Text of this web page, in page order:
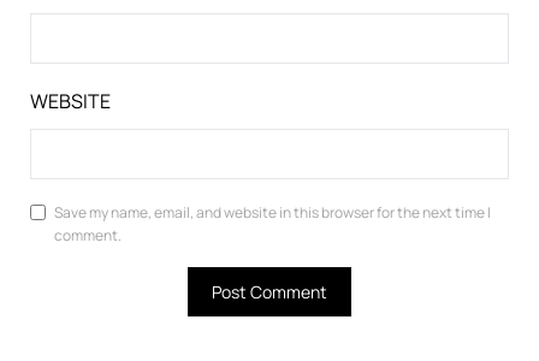
WEBSITE
Save my name, email, and website in this browser for the next time I
comment.